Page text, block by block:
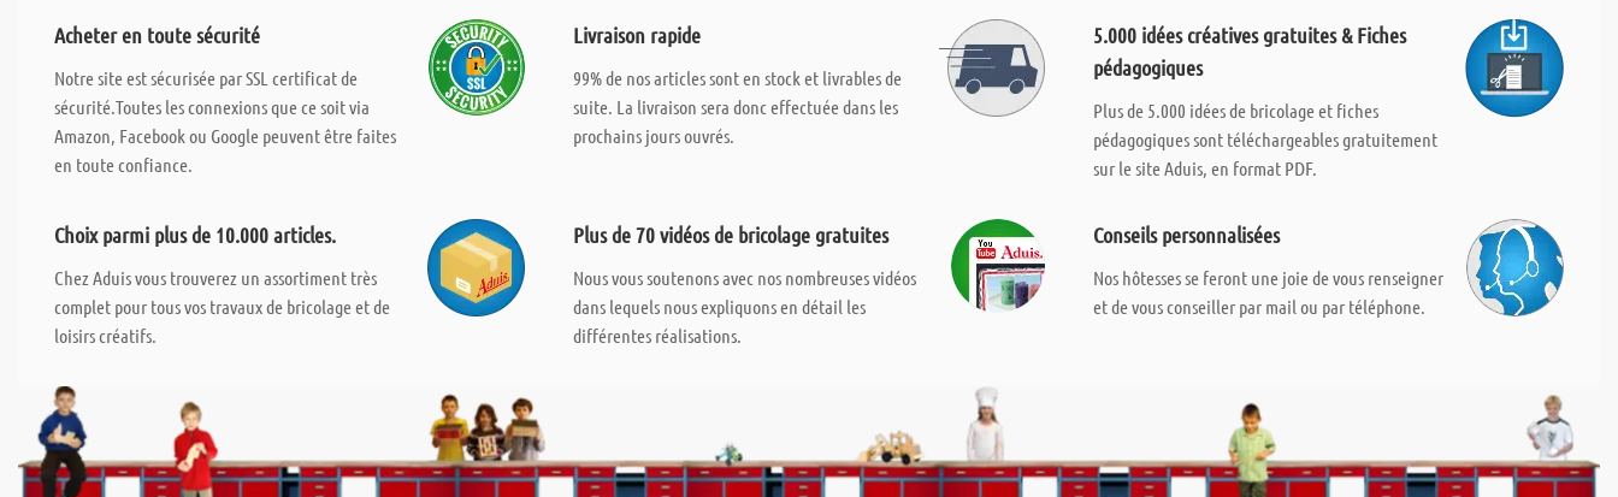
Acheter en toute sécurité
Notre site est sécurisée par SSL certificat de
sécurité.Toutes les connexions que ce soit via
Amazon, Facebook ou Google peuvent être faites
en toute confiance.
Livraison rapide
99% de nos articles sont en stock et livrables de
suite. La livraison sera donc effectuée dans les
prochains jours ouvrés.
5.000 idées créatives gratuites & Fiches
pédagogiques
Plus de 5.000 idées de bricolage et fiches
pédagogiques sont téléchargeables gratuitement
sur le site Aduis, en format PDF.
Choix parmi plus de 10.000 articles.
Chez Aduis vous trouverez un assortiment très
complet pour tous vos travaux de bricolage et de
loisirs créatifs.
Plus de 70 vidéos de bricolage gratuites
Nous vous soutenons avec nos nombreuses vidéos
dans lequels nous expliquons en détail les
différentes réalisations.
Conseils personnalisées
Nos hôtesses se feront une joie de vous renseigner
et de vous conseiller par mail ou par téléphone.